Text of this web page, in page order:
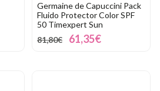
Germaine de Capuccini Pack
Fluido Protector Color SPF
50 Timexpert Sun
81,80€
61,35€